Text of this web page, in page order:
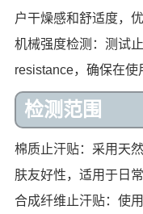
户干燥感和舒适度，
机械强度检测：测试
resistance，确保在使
检测范围
棉质止汗贴：采用天
肤友好性，适用于日
合成纤维止汗贴：使